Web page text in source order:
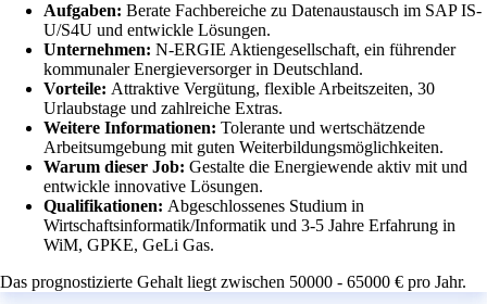
Aufgaben: Berate Fachbereiche zu Datenaustausch im SAP IS-
U/S4U und entwickle Lösungen.
Unternehmen: N-ERGIE Aktiengesellschaft, ein führender
kommunaler Energieversorger in Deutschland.
Vorteile: Attraktive Vergütung, flexible Arbeitszeiten, 30
Urlaubstage und zahlreiche Extras.
Weitere Informationen: Tolerante und wertschätzende
Arbeitsumgebung mit guten Weiterbildungsmöglichkeiten.
Warum dieser Job: Gestalte die Energiewende aktiv mit und
entwickle innovative Lösungen.
Qualifikationen: Abgeschlossenes Studium in
Wirtschaftsinformatik/Informatik und 3-5 Jahre Erfahrung in
WiM, GPKE, GeLi Gas.
Das prognostizierte Gehalt liegt zwischen 50000 - 65000 € pro Jahr.